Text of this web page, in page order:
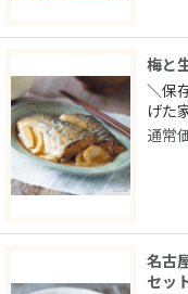
梅と
＼保
げた
名古
セッ